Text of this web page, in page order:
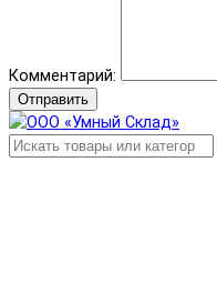
Комментарий:
Отправить